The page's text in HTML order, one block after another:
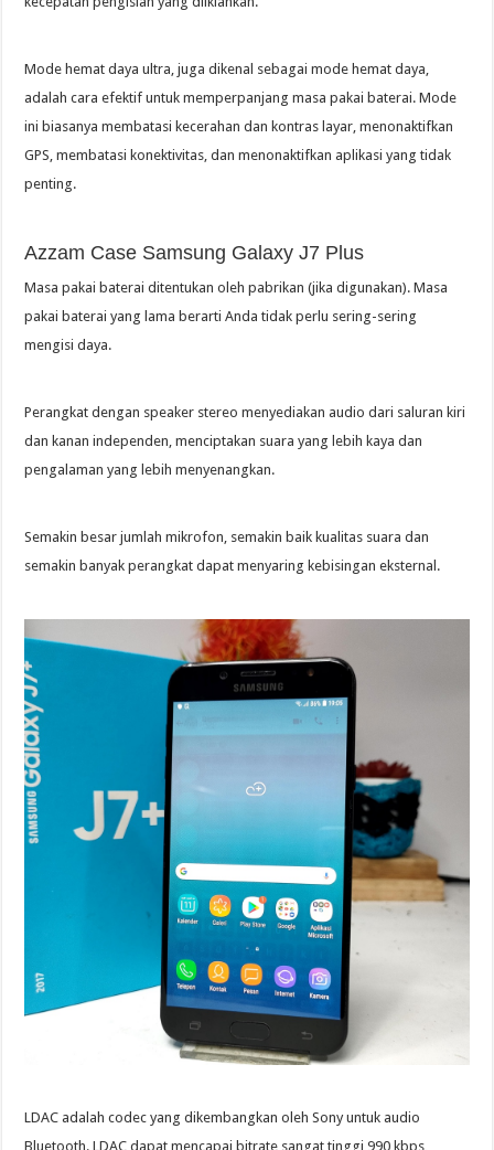
Mode hemat daya ultra, juga dikenal sebagai mode hemat daya,
adalah cara efektif untuk memperpanjang masa pakai baterai. Mode
ini biasanya membatasi kecerahan dan kontras layar, menonaktifkan
GPS, membatasi konektivitas, dan menonaktifkan aplikasi yang tidak
penting.
Azzam Case Samsung Galaxy J7 Plus
Masa pakai baterai ditentukan oleh pabrikan (jika digunakan). Masa
pakai baterai yang lama berarti Anda tidak perlu sering-sering
mengisi daya.
Perangkat dengan speaker stereo menyediakan audio dari saluran kiri
dan kanan independen, menciptakan suara yang lebih kaya dan
pengalaman yang lebih menyenangkan.
Semakin besar jumlah mikrofon, semakin baik kualitas suara dan
semakin banyak perangkat dapat menyaring kebisingan eksternal.
LDAC adalah codec yang dikembangkan oleh Sony untuk audio
Bluetooth. LDAC dapat mencapai bitrate sangat tinggi 990 kbps,